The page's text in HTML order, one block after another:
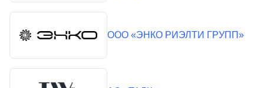
ООО «ЭНКО РИЭЛТИ ГРУПП»